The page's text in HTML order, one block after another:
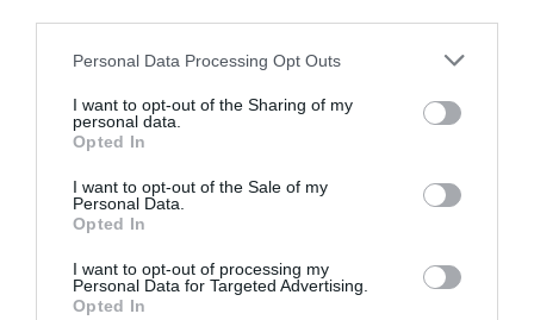
Personal Data Processing Opt Outs
I want to opt-out of the Sharing of my
personal data.
Opted In
I want to opt-out of the Sale of my
Personal Data.
Opted In
I want to opt-out of processing my
Personal Data for Targeted Advertising.
Opted In
Ο Jon Hautamäki, Διευθυντής Πωλήσεων της
Saxdor
Yachts, δήλωσε: « Η επέκταση των αρμοδιοτήτων της
Thrace Labea σε Βουλγαρία, Ρουμανία και Αλβανία
αντικατοπτρίζει την εξαιρετική απόδοσή της και την
αυξανόμενη εμπιστοσύνη στη Saxdor στην περιοχή
Ο Νίκος Ζαρίφης, Διευθύνων Σύμβουλος της Thrace
Labea, πρόσθεσε: «Είμαστε ενθουσιασμένοι που κάνουμε
αυτό το επόμενο βήμα με τη Saxdor. Η Νοτιοανατολική